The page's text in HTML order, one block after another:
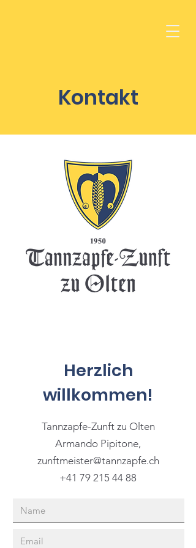
Kontakt
Herzlich
willkommen!
Tannzapfe-Zunft zu Olten
Armando Pipitone,
zunftmeister@tannzapfe.ch
+41 79 215 44 88